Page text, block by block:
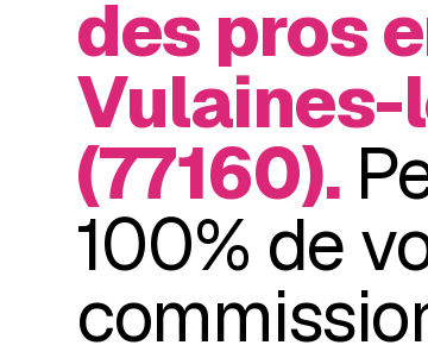
des pros
(77160).
100% de